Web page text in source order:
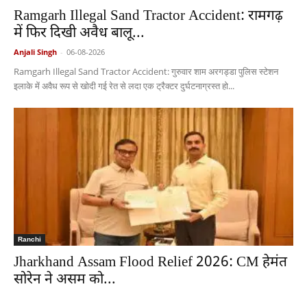
Ramgarh Illegal Sand Tractor Accident: रामगढ़
में फिर दिखी अवैध बालू...
Anjali Singh - 06-08-2026
Ramgarh Illegal Sand Tractor Accident: गुरुवार शाम अरगड्डा पुलिस स्टेशन
इलाके में अवैध रूप से खोदी गई रेत से लदा एक ट्रैक्टर दुर्घटनाग्रस्त हो...
Ranchi
Jharkhand Assam Flood Relief 2026: CM हेमंत
सोरेन ने असम को...